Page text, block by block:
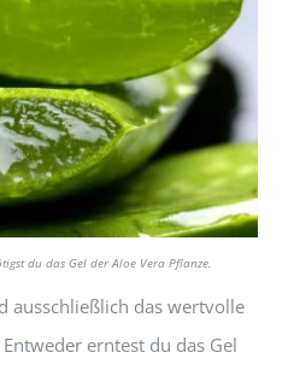
du das Gel der Aloe Vera Pflanze.
ausschließlich das wertvolle
erntest du das Gel